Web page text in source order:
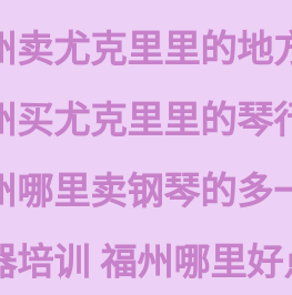
卖尤克里里的地
买尤克里里的琴
哪里卖钢琴的多
培训 福州哪里